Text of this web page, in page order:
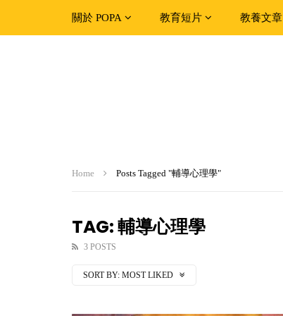
關於 POPA 教育短片 教養文章
Home Posts Tagged "輔導心理學"
TAG: 輔導心理學
3 POSTS
SORT BY: MOST LIKED